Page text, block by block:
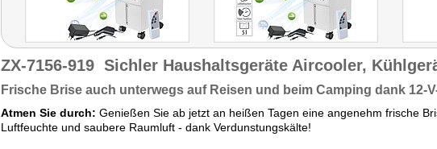
ZX-7156-919 Sichler Haushaltsgeräte Aircooler,
Frische Brise auch unterwegs auf Reisen und beim Camping dank 12-
Atmen Sie durch: Genießen Sie ab jetzt an heißen Tagen eine angenehm frische
Luftfeuchte und saubere Raumluft - dank Verdunstungskälte!